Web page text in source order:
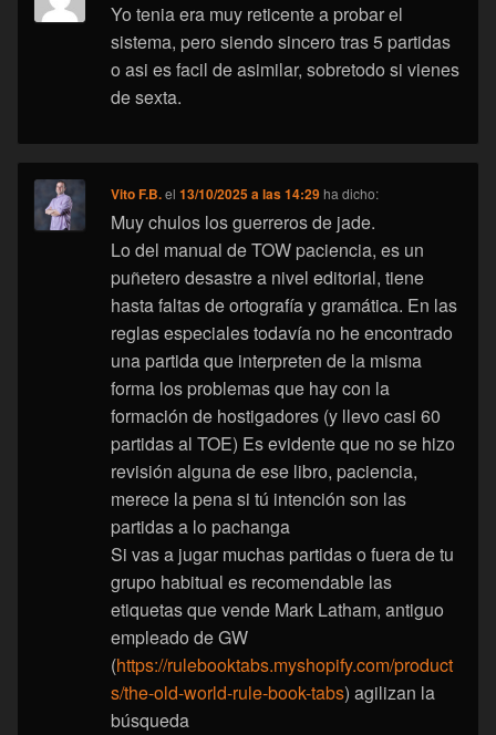
Yo tenia era muy reticente a probar el
sistema, pero siendo sincero tras 5 partidas
o asi es facil de asimilar, sobretodo si vienes
de sexta.
Vito F.B.el13/10/2025 a las 14:29 ha dicho:
Muy chulos los guerreros de jade.
Lo del manual de TOW paciencia, es un
puñetero desastre a nivel editorial, tiene
hasta faltas de ortografía y gramática. En las
reglas especiales todavía no he encontrado
una partida que interpreten de la misma
forma los problemas que hay con la
formación de hostigadores (y llevo casi 60
partidas al TOE) Es evidente que no se hizo
revisión alguna de ese libro, paciencia,
merece la pena si tú intención son las
partidas a lo pachanga
Si vas a jugar muchas partidas o fuera de tu
grupo habitual es recomendable las
etiquetas que vende Mark Latham, antiguo
empleado de GW
(https://rulebooktabs.myshopify.com/product
s/the-old-world-rule-book-tabs) agilizan la
búsqueda